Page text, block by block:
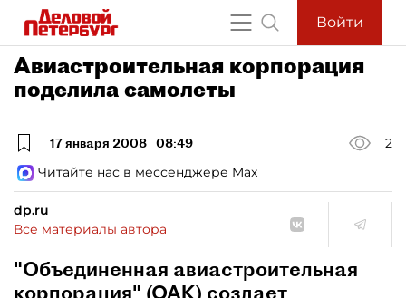
Войти
Авиастроительная корпорация
поделила самолеты
17 января 2008 08:49
2
Читайте нас в мессенджере Max
dp.ru
Все материалы автора
"Объединенная авиастроительная
корпорация" (ОАК) создает